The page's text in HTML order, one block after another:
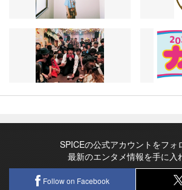
SPICEの公式アカウントをフォ
最新のエンタメ情報を手に入
Follow on Facebook